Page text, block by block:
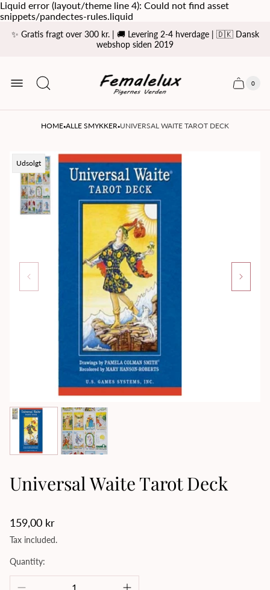
Liquid error (layout/theme line 4): Could not find asset
snippets/pandectes-rules.liquid
✨ Gratis fragt over 300 kr. | 🚚 Levering 2-4 hverdage | 🇩🇰 Dansk
webshop siden 2019
logo
Cart
Cart
0
HOME·ALLE SMYKKER·UNIVERSAL WAITE TAROT DECK
Product
label:
Udsolgt
Universal Waite Tarot Deck
Regular
price
159,00 kr
Tax included.
Quantity: